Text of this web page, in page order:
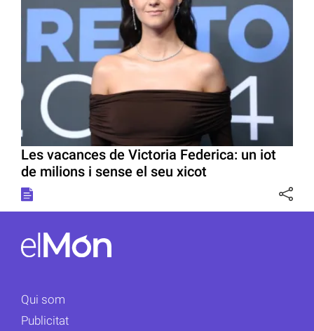
Les vacances de Victoria Federica: un iot
de milions i sense el seu xicot
Qui som
Publicitat